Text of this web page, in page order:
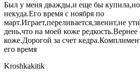
Был у меня дважды,и еще бы купила,но
некуда.Его время с ноября по
март.Играет,переливается,звенит,не
день,что на моей коже
коже.Дорогой за счет
его время
Kroshkakitik